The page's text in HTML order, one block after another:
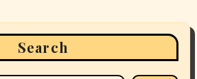
Search